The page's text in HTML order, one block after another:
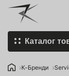
Каталог
К-Бренди
К-Бренди